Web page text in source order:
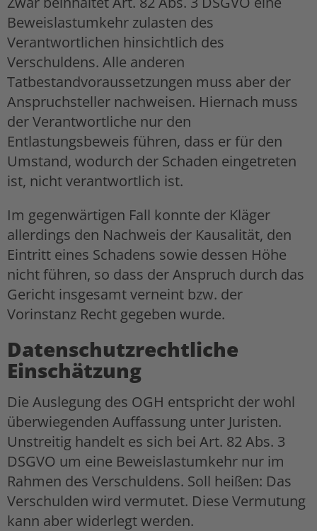
Beweislastumkehr zulasten des
Verantwortlichen hinsichtlich des
Verschuldens. Alle anderen
Tatbestandvoraussetzungen muss aber der
Anspruchsteller nachweisen. Hiernach muss
der Verantwortliche nur den
Entlastungsbeweis führen, dass er für den
Umstand, wodurch der Schaden eingetreten
ist, nicht verantwortlich ist.
Im gegenwärtigen Fall konnte der Kläger
allerdings den Nachweis der Kausalität, den
Eintritt eines Schadens sowie dessen Höhe
nicht führen, so dass der Anspruch durch das
Gericht insgesamt verneint bzw. der
Vorinstanz Recht gegeben wurde.
Datenschutzrechtliche
Einschätzung
Die Auslegung des OGH entspricht der wohl
überwiegenden Auffassung unter Juristen.
Unstreitig handelt es sich bei Art. 82 Abs. 3
DSGVO um eine Beweislastumkehr nur im
Rahmen des Verschuldens. Soll heißen: Das
Verschulden wird vermutet. Diese Vermutung
kann aber widerlegt werden.